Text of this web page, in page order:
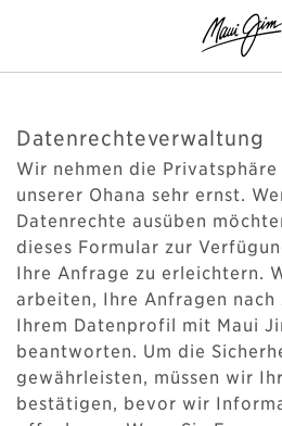
Datenrechteverwaltung
Wir nehmen die
unserer Ohana sehr ernst.
Datenrechte ausüben
dieses Formular zur
Ihre Anfrage zu erleichtern.
arbeiten, Ihre Anfragen nach
Ihrem Datenprofil mit Maui
beantworten. Um die
gewährleisten, müssen wir
bestätigen, bevor wir